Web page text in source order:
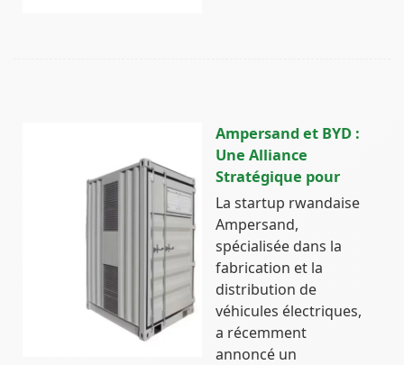
Ampersand et BYD :
Une Alliance
Stratégique pour
La startup rwandaise
Ampersand,
spécialisée dans la
fabrication et la
distribution de
véhicules électriques,
a récemment
annoncé un